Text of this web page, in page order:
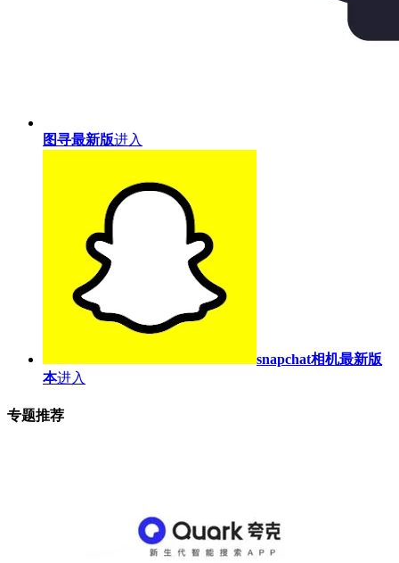
图寻最新版进入
snapchat相机最新版
本进入
专题推荐